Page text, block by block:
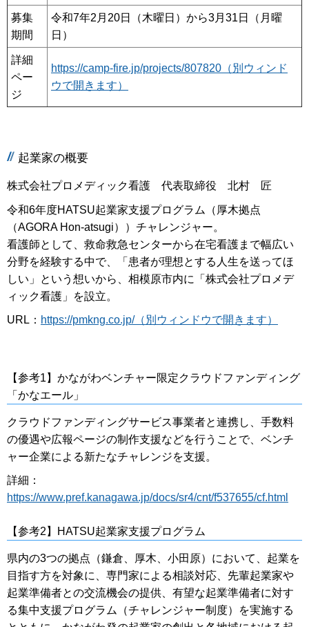
募集
期間
令和7年2月20日（木曜日）から3月31日（月曜
日）
詳細
ペー
ジ
https://camp-fire.jp/projects/807820（別ウィンド
ウで開きます）
起業家の概要
株式会社プロメディック看護 代表取締役 北村 匠
令和6年度HATSU起業家支援プログラム（厚木拠点
（AGORA Hon-atsugi））チャレンジャー。
看護師として、救命救急センターから在宅看護まで幅広い
分野を経験する中で、「患者が理想とする人生を送ってほ
しい」という想いから、相模原市内に「株式会社プロメデ
ィック看護」を設立。
URL： https://pmkng.co.jp/（別ウィンドウで開きます）
【参考1】かながわベンチャー限定クラウドファンディング
「かなエール」
クラウドファンディングサービス事業者と連携し、手数料
の優遇や広報ページの制作支援などを行うことで、ベンチ
ャー企業による新たなチャレンジを支援。
詳細：
https://www.pref.kanagawa.jp/docs/sr4/cnt/f537655/cf.html
【参考2】HATSU起業家支援プログラム
県内の3つの拠点（鎌倉、厚木、小田原）において、起業を
目指す方を対象に、専門家による相談対応、先輩起業家や
起業準備者との交流機会の提供、有望な起業準備者に対す
る集中支援プログラム（チャレンジャー制度）を実施する